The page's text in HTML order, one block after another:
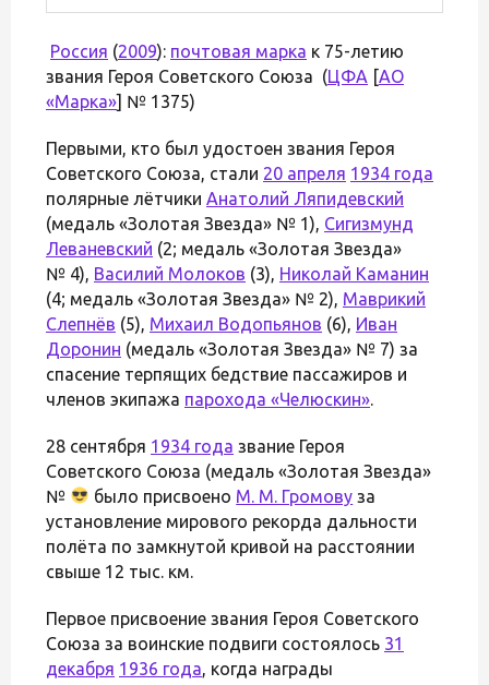
Россия (2009): почтовая марка к 75-летию
звания Героя Советского Союза (ЦФА [АО
«Марка»] № 1375)
Первыми, кто был удостоен звания Героя
Советского Союза, стали 20 апреля 1934 года
полярные лётчики Анатолий Ляпидевский
(медаль «Золотая Звезда» № 1), Сигизмунд
Леваневский (2; медаль «Золотая Звезда»
№ 4), Василий Молоков (3), Николай Каманин
(4; медаль «Золотая Звезда» № 2), Маврикий
Слепнёв (5), Михаил Водопьянов (6), Иван
Доронин (медаль «Золотая Звезда» № 7) за
спасение терпящих бедствие пассажиров и
членов экипажа парохода «Челюскин».
28 сентября 1934 года звание Героя
Советского Союза (медаль «Золотая Звезда»
№
было присвоено М. М. Громову за
установление мирового рекорда дальности
полёта по замкнутой кривой на расстоянии
свыше 12 тыс. км.
Первое присвоение звания Героя Советского
Союза за воинские подвиги состоялось 31
декабря 1936 года, когда награды